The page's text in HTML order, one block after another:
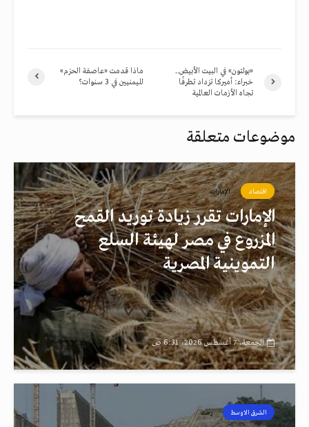
ماذا قدمت «عاصفة الحزم»
لليمنيين في 3 سنوات؟
«بولتون» في البيت الأبيض..
خبراء: أميركا تزداد تطرفًا
تجاه الأزمات العالمية
موضوعات متعلقة
اقتصاد الإمارات
الإمارات تقرر زيادة توريد القمح
المزروع في مصر لهيئة السلع
التموينية المصرية
الجمعة، 7 أغسطس 2026، 6:31 ص
الشرق الاوسط رصد